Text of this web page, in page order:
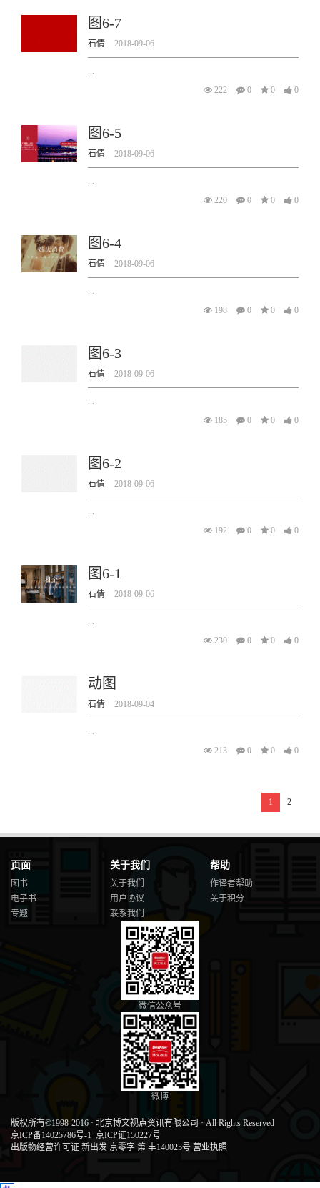
图6-7
石倩 2018-09-06
...
222
0 0 0
图6-5
石倩 2018-09-06
...
220
0 0 0
图6-4
石倩 2018-09-06
...
198
0 0 0
图6-3
石倩 2018-09-06
...
185
0 0 0
图6-2
石倩 2018-09-06
...
192
0 0 0
图6-1
石倩 2018-09-06
...
230
0 0 0
动图
石倩 2018-09-04
...
213
0 0 0
1 2
页面
图书
电子书
专题
关于我们
关于我们
用户协议
联系我们
帮助
作译者帮助
关于积分
微信公众号
微博
版权所有©1998-2016 · 北京博文视点资讯有限公司 · All Rights Reserved
京ICP备14025786号-1 京ICP证150227号
出版物经营许可证 新出发 京零字 第 丰140025号 营业执照